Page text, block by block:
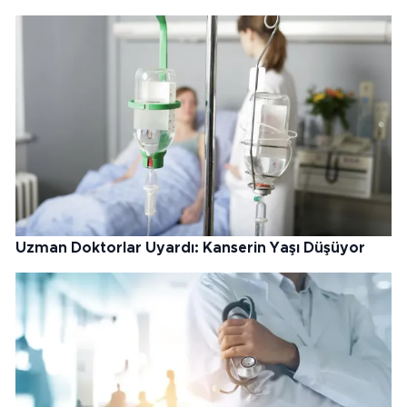
Uzman Doktorlar Uyardı: Kanserin Yaşı Düşüyor